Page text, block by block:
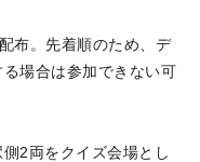
布。先着順のため、デ
場合は参加できない可
2両をクイズ会場とし